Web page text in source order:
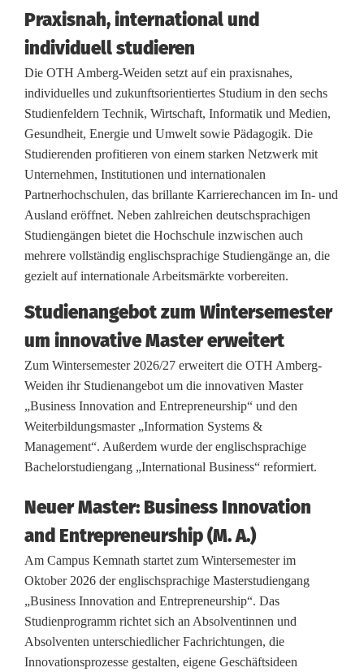
n
f
ü
r
s
W
i
n
t
e
r
s
e
m
e
s
t
e
r
a
n
d
Praxisnah, international und
individuell studieren
Die OTH Amberg-Weiden setzt auf ein praxisnahes,
individuelles und zukunftsorientiertes Studium in den sechs
Studienfeldern Technik, Wirtschaft, Informatik und Medien,
Gesundheit, Energie und Umwelt sowie Pädagogik. Die
Studierenden profitieren von einem starken Netzwerk mit
Unternehmen, Institutionen und internationalen
Partnerhochschulen, das brillante Karrierechancen im In- und
Ausland eröffnet. Neben zahlreichen deutschsprachigen
Studiengängen bietet die Hochschule inzwischen auch
mehrere vollständig englischsprachige Studiengänge an, die
gezielt auf internationale Arbeitsmärkte vorbereiten.
Studienangebot zum Wintersemester
um innovative Master erweitert
Zum Wintersemester 2026/27 erweitert die OTH Amberg-
Weiden ihr Studienangebot um die innovativen Master
„Business Innovation and Entrepreneurship“ und den
Weiterbildungsmaster „Information Systems &
Management“. Außerdem wurde der englischsprachige
Bachelorstudiengang „International Business“ reformiert.
Neuer Master: Business Innovation
and Entrepreneurship (M. A.)
Am Campus Kemnath startet zum Wintersemester im
Oktober 2026 der englischsprachige Masterstudiengang
„Business Innovation and Entrepreneurship“. Das
Studienprogramm richtet sich an Absolventinnen und
Absolventen unterschiedlicher Fachrichtungen, die
Innovationsprozesse gestalten, eigene Geschäftsideen